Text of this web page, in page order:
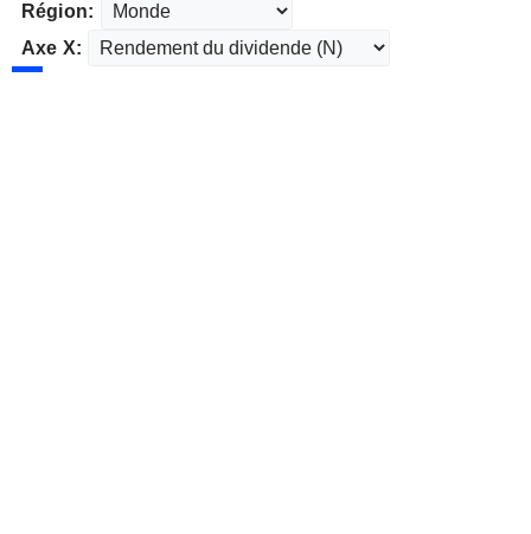
Région:
Axe X: